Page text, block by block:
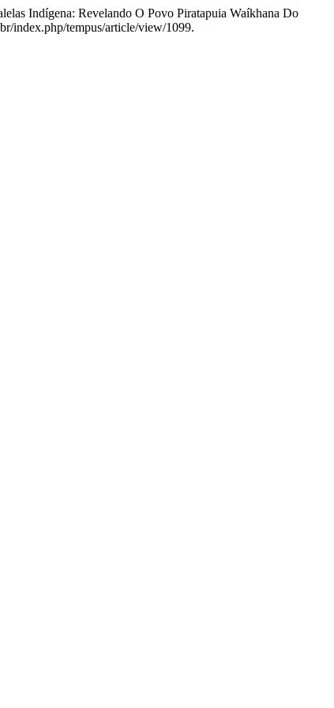
Indígena: Revelando O Povo Piratapuia Waíkhana Do
index.php/tempus/article/view/1099.